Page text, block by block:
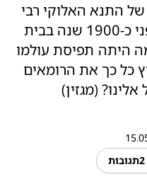
התנא האלוקי רבי
שמעון בר יוחאי החלה לפני כ-1900 שנה בבית
היתה תפיסת עולמו
כל כך את הרומאים
(מגזין)
2תגובות